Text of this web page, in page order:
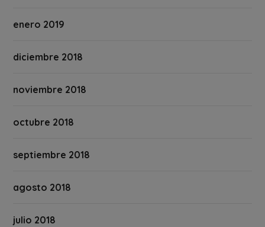
enero 2019
diciembre 2018
noviembre 2018
octubre 2018
septiembre 2018
agosto 2018
julio 2018